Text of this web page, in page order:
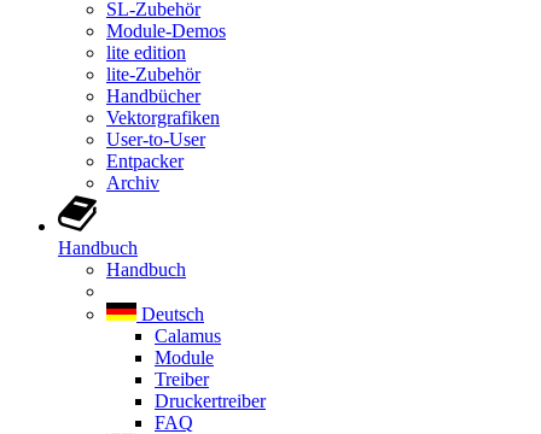
SL-Zubehör
Module-Demos
lite edition
lite-Zubehör
Handbücher
Vektorgrafiken
User-to-User
Entpacker
Archiv
Handbuch
Handbuch
Deutsch
Calamus
Module
Treiber
Druckertreiber
FAQ